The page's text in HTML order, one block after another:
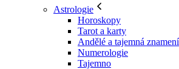
Astrologie
Horoskopy
Tarot a karty
Andělé a tajemná znamení
Numerologie
Tajemno